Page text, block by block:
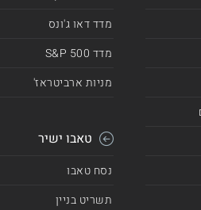
מדד דאו ג'ונס
מדד 500 S&P
מניות ארביטראז'
טאבו ישיר
נסח טאבו
תשריט בניין